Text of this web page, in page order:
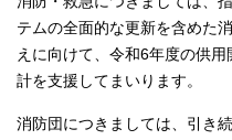
テムの全面的な更新を含めた
えに向けて、令和6年度の供
計を支援してまいります。
消防団につきましては、引き